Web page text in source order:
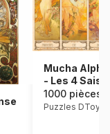
Mucha
- Les 4
1000 pièces
Puzzles DToys